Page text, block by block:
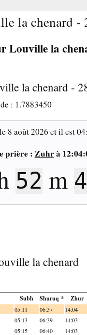
la chenard -
Louville la
la chenard -
: 1.7883450
8 août 2026 et il est
prière : Zuhrà
52 m
la chenard
Subh Shuruq * Zhur
05:11 06:37 14:04
05:13 06:39 14:03
05:15 06:40 14:03